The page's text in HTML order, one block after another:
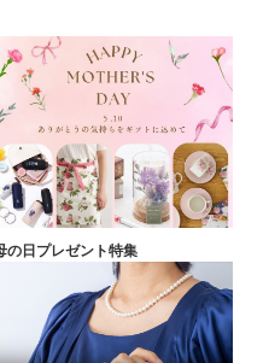
の日プレゼント特集